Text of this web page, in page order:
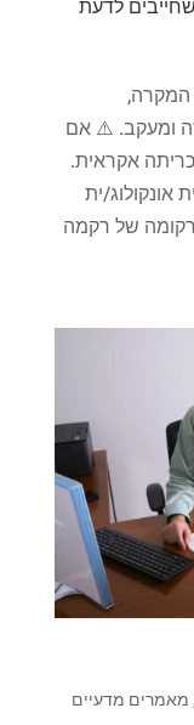
המקרה,
ומעקב. ⚠️ אם
אקראית.
אונקולוג/ית
של רקמה
מאמרים מדעיים